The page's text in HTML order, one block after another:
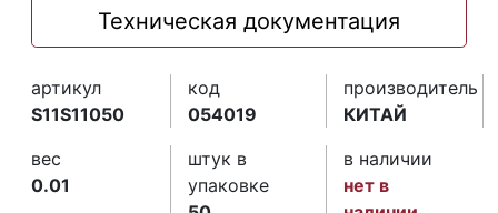
Техническая документация
артикул
S11S11050
код
054019
производитель
КИТАЙ
вес
0.01
штук в
упаковке
в наличии
нет в